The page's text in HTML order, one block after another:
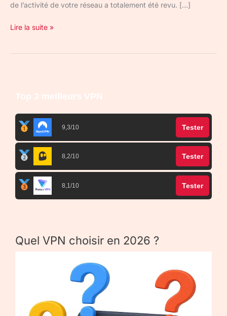
de l’activité de votre réseau a totalement été revu. […]
Lire la suite »
Top 3 meilleurs VPN
9,3/10 Tester
8,2/10 Tester
8,1/10 Tester
Quel VPN choisir en 2026 ?